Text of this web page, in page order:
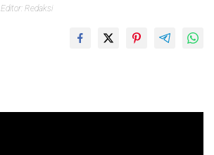
Editor: Redaksi